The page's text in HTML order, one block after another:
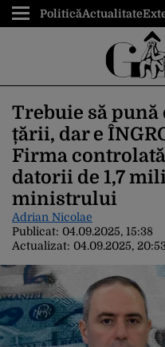
PoliticăActualitate
Trebuie să
țării, dar e
Firma controlată
datorii de 1,7
ministrului
Adrian Nicolae
Publicat: 04.09.2025, 15:38
Actualizat: 04.09.2025,